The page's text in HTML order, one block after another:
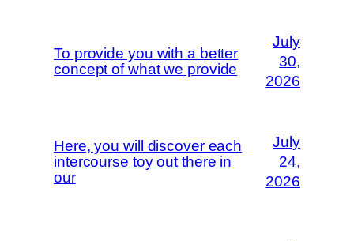
To provide you with a better
concept of what we provide
July
30,
2026
Here, you will discover each
intercourse toy out there in
our
July
24,
2026